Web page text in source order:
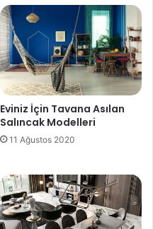
Eviniz İçin Tavana Asılan
Salıncak Modelleri
11 Ağustos 2020